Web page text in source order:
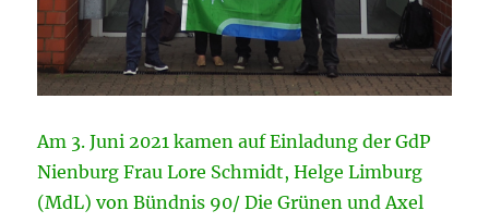
Am 3. Juni 2021 kamen auf Einladung der GdP
Nienburg Frau Lore Schmidt, Helge Limburg
(MdL) von Bündnis 90/ Die Grünen und Axel